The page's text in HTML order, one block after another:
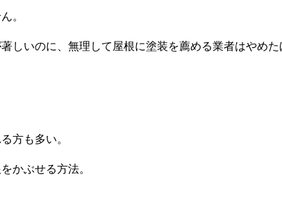
。
しいのに、無理して屋根に塗装を薦める業者はやめ
方も多い。
かぶせる方法。